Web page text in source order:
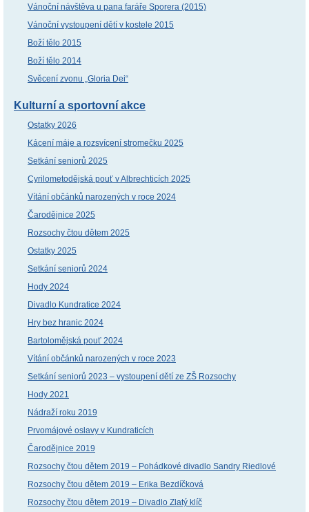
Vánoční návštěva u pana faráře Sporera (2015)
Vánoční vystoupení dětí v kostele 2015
Boží tělo 2015
Boží tělo 2014
Svěcení zvonu „Gloria Dei“
Kulturní a sportovní akce
Ostatky 2026
Kácení máje a rozsvícení stromečku 2025
Setkání seniorů 2025
Cyrilometodějská pouť v Albrechticích 2025
Vítání občánků narozených v roce 2024
Čarodějnice 2025
Rozsochy čtou dětem 2025
Ostatky 2025
Setkání seniorů 2024
Hody 2024
Divadlo Kundratice 2024
Hry bez hranic 2024
Bartolomějská pouť 2024
Vítání občánků narozených v roce 2023
Setkání seniorů 2023 – vystoupení dětí ze ZŠ Rozsochy
Hody 2021
Nádraží roku 2019
Prvomájové oslavy v Kundraticích
Čarodějnice 2019
Rozsochy čtou dětem 2019 – Pohádkové divadlo Sandry Riedlové
Rozsochy čtou dětem 2019 – Erika Bezdíčková
Rozsochy čtou dětem 2019 – Divadlo Zlatý klíč